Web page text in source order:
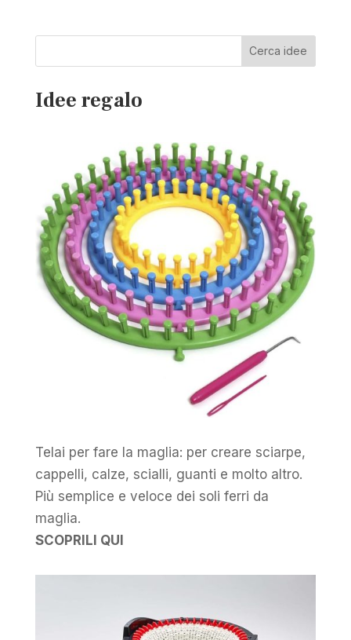
Cerca idee
Idee regalo
Telai per fare la maglia: per creare sciarpe,
cappelli, calze, scialli, guanti e molto altro.
Più semplice e veloce dei soli ferri da
maglia.
SCOPRILI QUI